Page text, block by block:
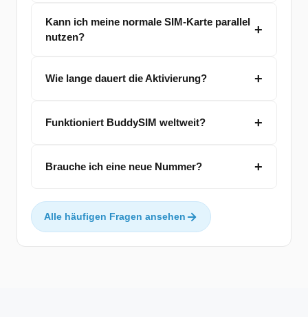
Kann ich meine normale SIM-Karte parallel
nutzen?
Wie lange dauert die Aktivierung?
Funktioniert BuddySIM weltweit?
Brauche ich eine neue Nummer?
Alle häufigen Fragen ansehen